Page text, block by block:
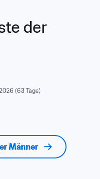
der
(63 Tage)
Männer